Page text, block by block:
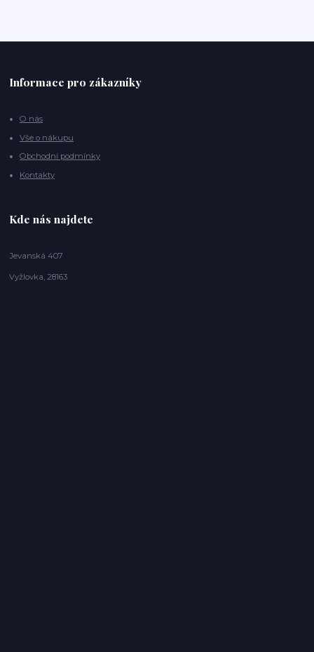
Informace pro zákazníky
O nás
Vše o nákupu
Obchodní podmínky
Kontakty
Kde nás najdete
Jevanská 407
Vyžlovka, 28163